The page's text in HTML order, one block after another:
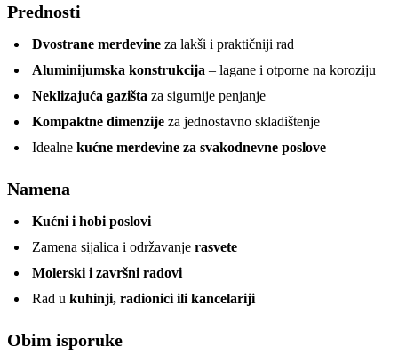
Prednosti
Dvostrane merdevine za lakši i praktičniji rad
Aluminijumska konstrukcija – lagane i otporne na koroziju
Neklizajuća gazišta za sigurnije penjanje
Kompaktne dimenzije za jednostavno skladištenje
Idealne kućne merdevine za svakodnevne poslove
Namena
Kućni i hobi poslovi
Zamena sijalica i održavanje rasvete
Molerski i završni radovi
Rad u kuhinji, radionici ili kancelariji
Obim isporuke